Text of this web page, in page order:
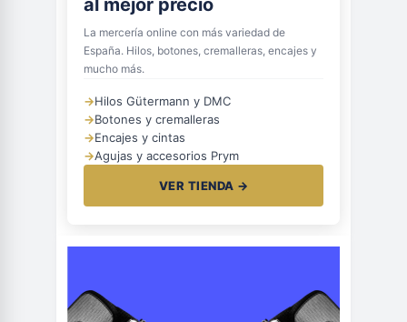
al mejor precio
La mercería online con más variedad de
España. Hilos, botones, cremalleras, encajes y
mucho más.
→Hilos Gütermann y DMC
→Botones y cremalleras
→Encajes y cintas
→Agujas y accesorios Prym
VER TIENDA →